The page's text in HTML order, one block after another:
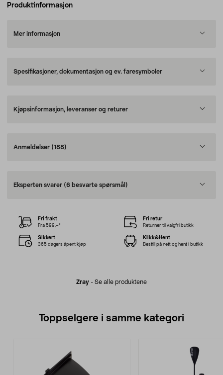
Produktinformasjon
Mer informasjon
Spesifikasjoner, dokumentasjon og ev. faresymboler
Kjøpsinformasjon, leveranser og returer
Anmeldelser (188)
Eksperten svarer (6 besvarte spørsmål)
Zray - Se alle produktene
Fri frakt
Fra 599,–*
Fri retur
Returner til valgfri butikk
Sikkert
365 dagers åpent kjøp
Klikk&Hent
Bestill på nett og hent i butikk
Toppselgere i samme kategori